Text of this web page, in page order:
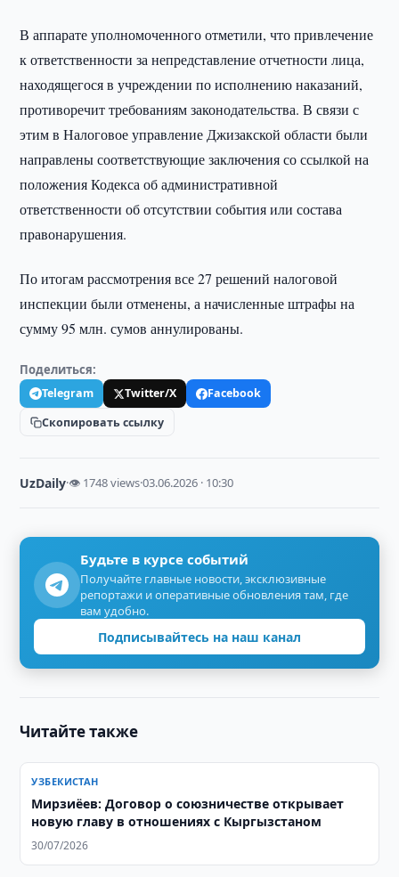
В аппарате уполномоченного отметили, что привлечение
к ответственности за непредставление отчетности лица,
находящегося в учреждении по исполнению наказаний,
противоречит требованиям законодательства. В связи с
этим в Налоговое управление Джизакской области были
направлены соответствующие заключения со ссылкой на
положения Кодекса об административной
ответственности об отсутствии события или состава
правонарушения.
По итогам рассмотрения все 27 решений налоговой
инспекции были отменены, а начисленные штрафы на
сумму 95 млн. сумов аннулированы.
Поделиться:
Telegram Twitter/X
Facebook
Скопировать ссылку
UzDaily·👁 1748 views·03.06.2026 · 10:30
Будьте в курсе событий
Получайте главные новости, эксклюзивные
репортажи и оперативные обновления там, где
вам удобно.
Подписывайтесь на наш канал
Читайте также
УЗБЕКИСТАН
Мирзиёев: Договор о союзничестве открывает
новую главу в отношениях с Кыргызстаном
30/07/2026